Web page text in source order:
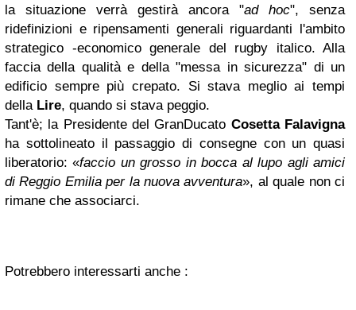
la situazione verrà gestirà ancora "ad hoc", senza
ridefinizioni e ripensamenti generali riguardanti l'ambito
strategico -economico generale del rugby italico. Alla
faccia della qualità e della "messa in sicurezza" di un
edificio sempre più crepato. Si stava meglio ai tempi
della Lire, quando si stava peggio.
Tant'è; la Presidente del GranDucato Cosetta Falavigna
ha sottolineato il passaggio di consegne con un quasi
liberatorio: «faccio un grosso in bocca al lupo agli amici
di Reggio Emilia per la nuova avventura», al quale non ci
rimane che associarci.
Potrebbero interessarti anche :